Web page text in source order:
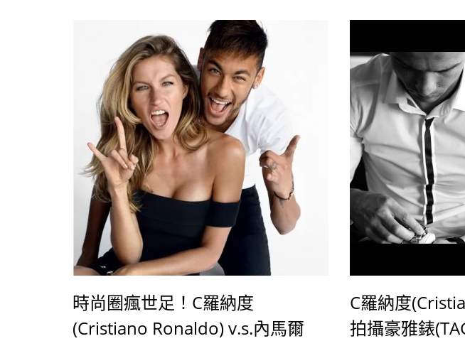
時尚圈瘋世足！C羅納度
(Cristiano Ronaldo) v.s.內馬爾
C羅納度
拍攝豪雅錶